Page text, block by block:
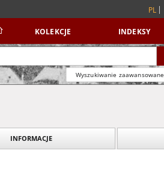
PL
KOLEKCJE INDEKSY
Wyszukiwanie zaawansowane
INFORMACJE